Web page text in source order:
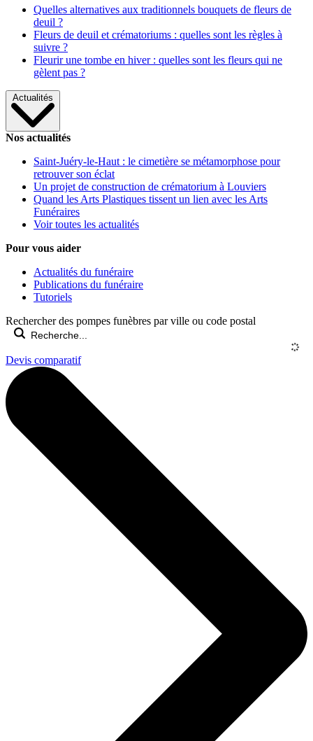
Quelles alternatives aux traditionnels bouquets de fleurs de
deuil ?
Fleurs de deuil et crématoriums : quelles sont les règles à
suivre ?
Fleurir une tombe en hiver : quelles sont les fleurs qui ne
gèlent pas ?
Actualités
Nos actualités
Saint-Juéry-le-Haut : le cimetière se métamorphose pour
retrouver son éclat
Un projet de construction de crématorium à Louviers
Quand les Arts Plastiques tissent un lien avec les Arts
Funéraires
Voir toutes les actualités
Pour vous aider
Actualités du funéraire
Publications du funéraire
Tutoriels
Rechercher des pompes funèbres par ville ou code postal
Devis comparatif